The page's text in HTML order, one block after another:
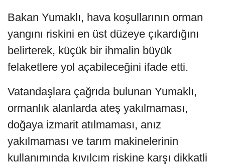
Bakan Yumaklı, hava koşullarının orman
yangını riskini en üst düzeye çıkardığını
belirterek, küçük bir ihmalin büyük
felaketlere yol açabileceğini ifade etti.
Vatandaşlara çağrıda bulunan Yumaklı,
ormanlık alanlarda ateş yakılmaması,
doğaya izmarit atılmaması, anız
yakılmaması ve tarım makinelerinin
kullanımında kıvılcım riskine karşı dikkatli